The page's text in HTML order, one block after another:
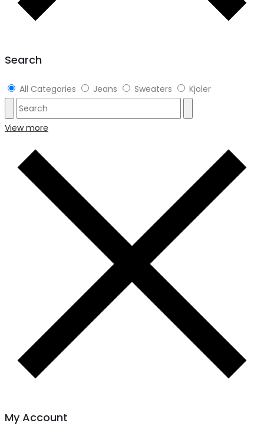
Search
All Categories Jeans Sweaters Kjoler
View more
My Account